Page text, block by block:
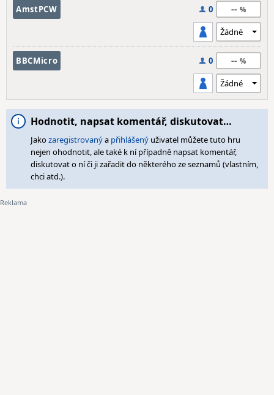
AmstPCW 0 --
BBCMicro 0 --
Hodnotit, napsat komentář, diskutovat…
Jakozaregistrovanýa přihlášený uživatel můžete tuto hru
nejen ohodnotit, ale také k ní případně napsat komentář,
diskutovat o ní či ji zařadit do některého ze seznamů (vlastním,
chci atd.).